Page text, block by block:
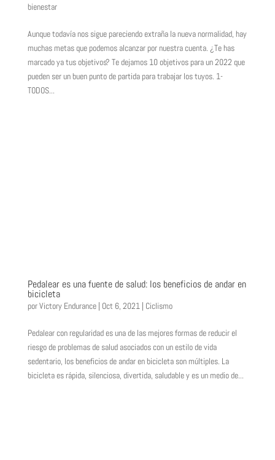
bienestar
Aunque todavía nos sigue pareciendo extraña la nueva normalidad, hay
muchas metas que podemos alcanzar por nuestra cuenta. ¿Te has
marcado ya tus objetivos? Te dejamos 10 objetivos para un 2022 que
pueden ser un buen punto de partida para trabajar los tuyos. 1-
TODOS...
Pedalear es una fuente de salud: los beneficios de andar en
bicicleta
porVictory Endurance| Oct 6, 2021| Ciclismo
Pedalear con regularidad es una de las mejores formas de reducir el
riesgo de problemas de salud asociados con un estilo de vida
sedentario, los beneficios de andar en bicicleta son múltiples. La
bicicleta es rápida, silenciosa, divertida, saludable y es un medio de...